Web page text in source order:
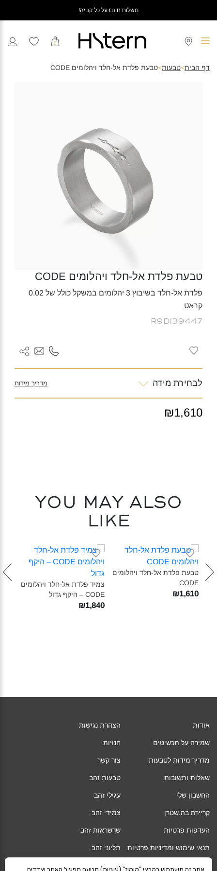
משלוח חינם על כל קנייה!
0
דף הבית>טבעות>טבעת פלדת אל-חלד ויהלומים CODE
טבעת פלדת אל-חלד ויהלומים CODE
פלדת אל-חלד בשיבוץ 3 יהלומים במשקל כולל של 0.02
קראט
R9DI39447
לבחירת מידה מדריך מידות
₪1,610
You may also
like
טבעת פלדת אל-חלד ויהלומים
CODE‎
₪1,610
צמיד פלדת אל-חלד ויהלומים
CODE – היקף גדול‎
₪1,840
אודות
שמירה על תכשיטים
מדריך מידות לטבעות
שאלות ותשובות
החשבון שלי
קריירה בה.שטרן
העדפות פרטיות
תנאי שימוש ומדיניות פרטיות
החלפה/החזרה/ביטול עסקה
הצהרת נגישות
חנויות
צור קשר
טבעות זהב
עגילי זהב
צמידי זהב
שרשראות זהב
תליוני זהב
גיפט קארד